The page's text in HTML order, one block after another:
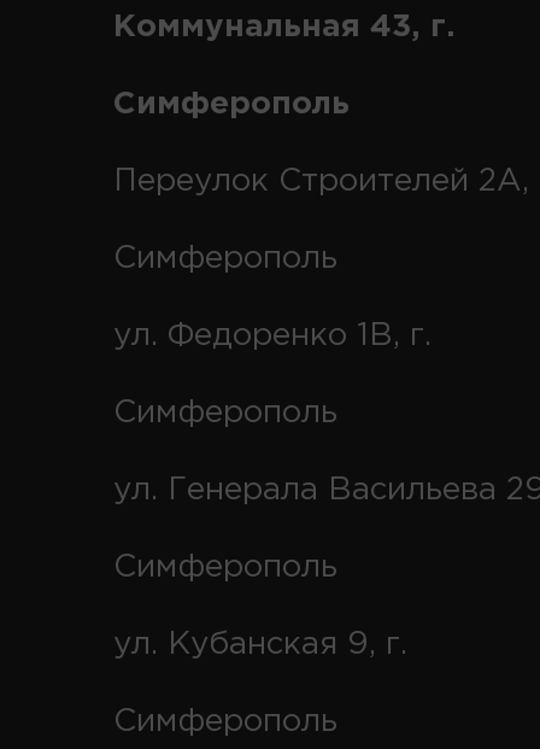
Коммунальная 43, г.
Симферополь
Переулок Строителей 2А,
Симферополь
ул. Федоренко 1В, г.
Симферополь
ул. Генерала Васильева
Симферополь
ул. Кубанская 9, г.
Симферополь